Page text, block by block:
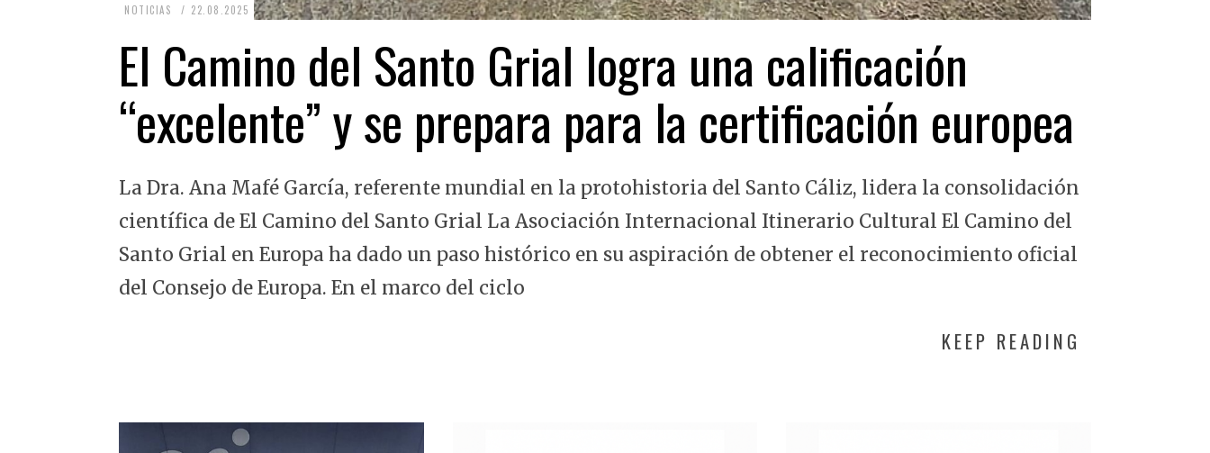
NOTICIAS 22.08.2025 2
.
0
0
2
El Camino del Santo Grial logra una calificación
“excelente” y se prepara para la certificación europea
La Dra. Ana Mafé García, referente mundial en la protohistoria del Santo Cáliz, lidera la consolidación
científica de El Camino del Santo Grial La Asociación Internacional Itinerario Cultural El Camino del
Santo Grial en Europa ha dado un paso histórico en su aspiración de obtener el reconocimiento oficial
del Consejo de Europa. En el marco del ciclo
KEEP READING